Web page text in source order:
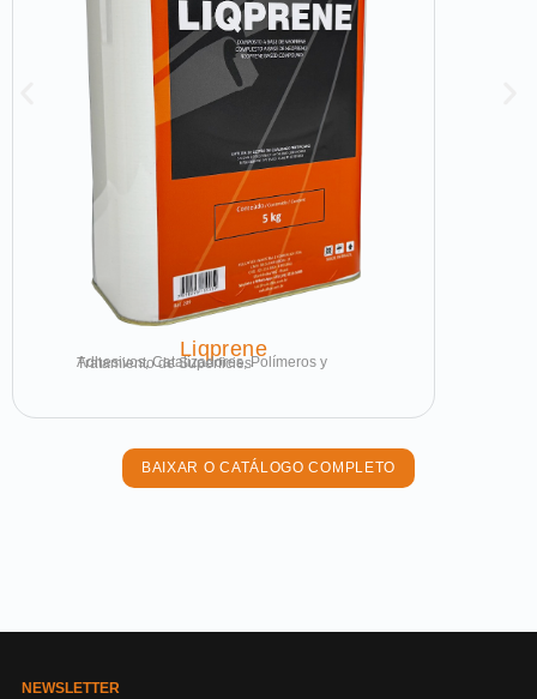
Liqprene
Adhesivos, Catalizadores, Polímeros y Tratamiento de Superficies
BAIXAR O CATÁLOGO COMPLETO
NEWSLETTER